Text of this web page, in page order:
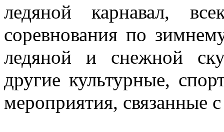
ледяной карнавал,
соревнования по
ледяной и снежной
другие культурные,
мероприятия, связанные